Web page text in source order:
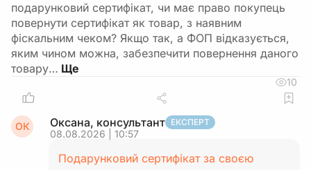
подарунковий сертифікат, чи має право покупець
повернути сертифікат як товар, з наявним
фіскальним чеком? Якщо так, а ФОП відказується,
яким чином можна, забезпечити повернення даного
товару…
10
ОК Оксана, консультант ЕКСПЕРТ
08.08.2026 | 10:57
Подарунковий сертифікат за своєю